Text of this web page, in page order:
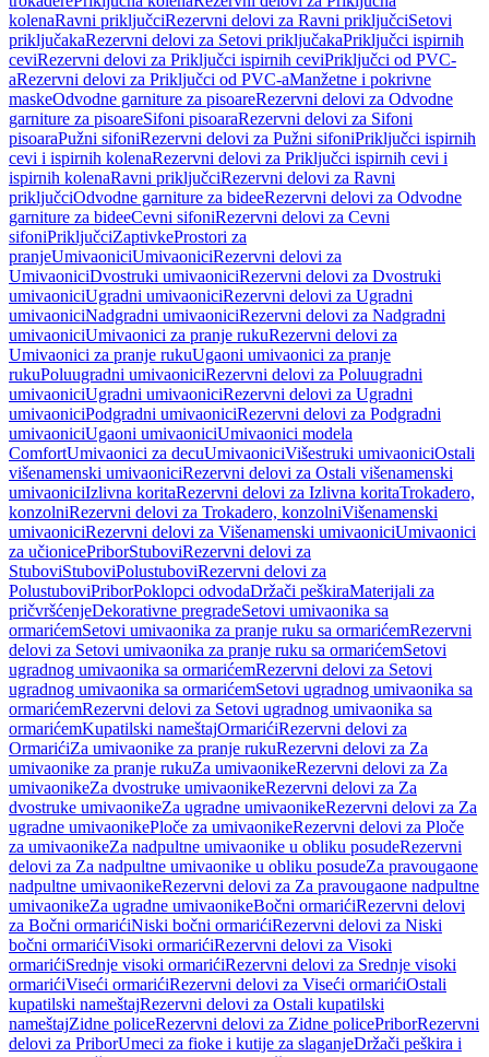
kolenaRavni priključciRezervni delovi za Ravni priključciSetovi
priključakaRezervni delovi za Setovi priključakaPriključci ispirnih
ceviRezervni delovi za Priključci ispirnih ceviPriključci od PVC-
aRezervni delovi za Priključci od PVC-aManžetne i pokrivne
maskeOdvodne garniture za pisoareRezervni delovi za Odvodne
garniture za pisoareSifoni pisoaraRezervni delovi za Sifoni
pisoaraPužni sifoniRezervni delovi za Pužni sifoniPriključci ispirnih
cevi i ispirnih kolenaRezervni delovi za Priključci ispirnih cevi i
ispirnih kolenaRavni priključciRezervni delovi za Ravni
priključciOdvodne garniture za bideeRezervni delovi za Odvodne
garniture za bideeCevni sifoniRezervni delovi za Cevni
sifoniPriključciZaptivkeProstori za
pranjeUmivaoniciUmivaoniciRezervni delovi za
UmivaoniciDvostruki umivaoniciRezervni delovi za Dvostruki
umivaoniciUgradni umivaoniciRezervni delovi za Ugradni
umivaoniciNadgradni umivaoniciRezervni delovi za Nadgradni
umivaoniciUmivaonici za pranje rukuRezervni delovi za
Umivaonici za pranje rukuUgaoni umivaonici za pranje
rukuPoluugradni umivaoniciRezervni delovi za Poluugradni
umivaoniciUgradni umivaoniciRezervni delovi za Ugradni
umivaoniciPodgradni umivaoniciRezervni delovi za Podgradni
umivaoniciUgaoni umivaoniciUmivaonici modela
ComfortUmivaonici za decuUmivaoniciVišestruki umivaoniciOstali
višenamenski umivaoniciRezervni delovi za Ostali višenamenski
umivaoniciIzlivna koritaRezervni delovi za Izlivna koritaTrokadero,
konzolniRezervni delovi za Trokadero, konzolniVišenamenski
umivaoniciRezervni delovi za Višenamenski umivaoniciUmivaonici
za učionicePriborStuboviRezervni delovi za
StuboviStuboviPolustuboviRezervni delovi za
PolustuboviPriborPoklopci odvodaDržači peškiraMaterijali za
pričvršćenjeDekorativne pregradeSetovi umivaonika sa
ormarićemSetovi umivaonika za pranje ruku sa ormarićemRezervni
delovi za Setovi umivaonika za pranje ruku sa ormarićemSetovi
ugradnog umivaonika sa ormarićemRezervni delovi za Setovi
ugradnog umivaonika sa ormarićemSetovi ugradnog umivaonika sa
ormarićemRezervni delovi za Setovi ugradnog umivaonika sa
ormarićemKupatilski nameštajOrmarićiRezervni delovi za
OrmarićiZa umivaonike za pranje rukuRezervni delovi za Za
umivaonike za pranje rukuZa umivaonikeRezervni delovi za Za
umivaonikeZa dvostruke umivaonikeRezervni delovi za Za
dvostruke umivaonikeZa ugradne umivaonikeRezervni delovi za Za
ugradne umivaonikePloče za umivaonikeRezervni delovi za Ploče
za umivaonikeZa nadpultne umivaonike u obliku posudeRezervni
delovi za Za nadpultne umivaonike u obliku posudeZa pravougaone
nadpultne umivaonikeRezervni delovi za Za pravougaone nadpultne
umivaonikeZa ugradne umivaonikeBočni ormarićiRezervni delovi
za Bočni ormarićiNiski bočni ormarićiRezervni delovi za Niski
bočni ormarićiVisoki ormarićiRezervni delovi za Visoki
ormarićiSrednje visoki ormarićiRezervni delovi za Srednje visoki
ormarićiViseći ormarićiRezervni delovi za Viseći ormarićiOstali
kupatilski nameštajRezervni delovi za Ostali kupatilski
nameštajZidne policeRezervni delovi za Zidne policePriborRezervni
delovi za PriborUmeci za fioke i kutije za slaganjeDržači peškira i